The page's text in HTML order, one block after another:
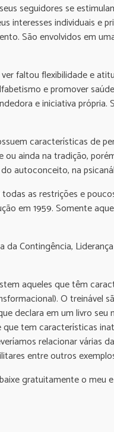
seguidores se
interesses individuais e
São envolvidos em
faltou flexibilidade e
e promover
e iniciativa
características de
ainda na tradição,
autoconceito, na
as restrições e
em 1959. Somente
Contingência,
aqueles que têm
O treinável
declara em um livro
tem características
relacionar várias
entre outros
gratuitamente o meu